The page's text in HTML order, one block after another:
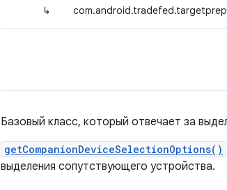
↳
Базовый класс, который отвечает за
getCompanionDeviceSelectionOptions()
выделения сопутствующего устройства.